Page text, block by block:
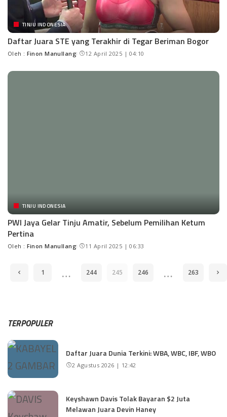
TINJU INDONESIA
Daftar Juara STE yang Terakhir di Tegar Beriman Bogor
Oleh : Finon Manullang 12 April 2025 | 04:10
TINJU INDONESIA
PWI Jaya Gelar Tinju Amatir, Sebelum Pemilihan Ketum
Pertina
Oleh : Finon Manullang 11 April 2025 | 06:33
1 … 244 245 246 … 263
TERPOPULER
Daftar Juara Dunia Terkini: WBA, WBC, IBF, WBO
2 Agustus 2026 | 12:42
Keyshawn Davis Tolak Bayaran $2 Juta
Melawan Juara Devin Haney